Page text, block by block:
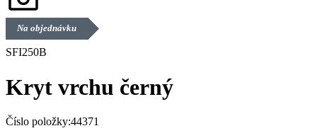
Na objednávku
SFI250B
Kryt vrchu černý
Číslo položky:44371